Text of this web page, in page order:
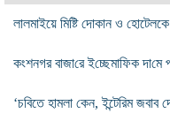
লালমাইয়ে মিষ্টি দোকান ও হোটেলকে
কংশনগর বাজা‌রে ই‌চ্ছেমা‌ফিক দা‌মে
‘চবিতে হামলা কেন, ইন্টেরিম জবাব